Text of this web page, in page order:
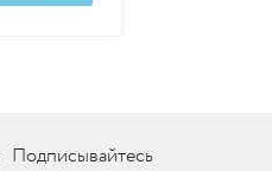
Подписывайтесь